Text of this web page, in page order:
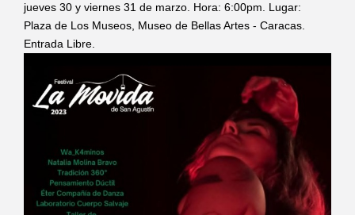
jueves 30 y viernes 31 de marzo. Hora: 6:00pm. Lugar:
Plaza de Los Museos, Museo de Bellas Artes - Caracas.
Entrada Libre.